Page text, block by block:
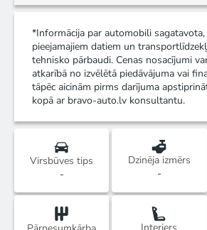
*Informācija par automobili
pieejamajiem datiem un
tehnisko pārbaudi. Cenas nosacījumi
atkarībā no izvēlētā piedāvājuma vai
tāpēc aicinām pirms darījuma
kopā ar bravo-auto.lv konsultantu.
Virsbūves tips
-
Dzinēja izmērs
-